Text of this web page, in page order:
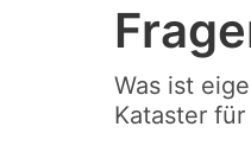
Was ist
Kataster